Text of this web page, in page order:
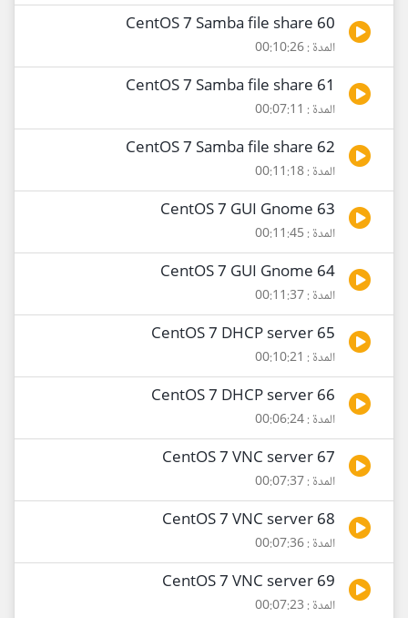
60 CentOS 7 Samba file share
المدة : 00:10:26
61 CentOS 7 Samba file share
المدة : 00:07:11
62 CentOS 7 Samba file share
المدة : 00:11:18
63 CentOS 7 GUI Gnome
المدة : 00:11:45
64 CentOS 7 GUI Gnome
المدة : 00:11:37
65 CentOS 7 DHCP server
المدة : 00:10:21
66 CentOS 7 DHCP server
المدة : 00:06:24
67 CentOS 7 VNC server
المدة : 00:07:37
68 CentOS 7 VNC server
المدة : 00:07:36
69 CentOS 7 VNC server
المدة : 00:07:23